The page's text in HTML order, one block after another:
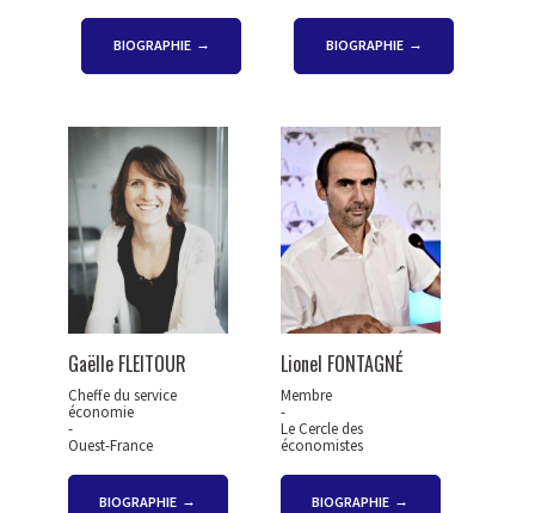
BIOGRAPHIE BIOGRAPHIE
Gaëlle FLEITOUR
Cheffe du service
économie
-
Ouest-France
BIOGRAPHIE
Lionel FONTAGNÉ
Membre
-
Le Cercle des
économistes
BIOGRAPHIE